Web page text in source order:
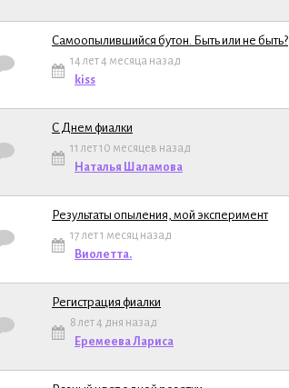
тема
Самоопылившийся бутон. Быть или не быть?
14 лет 4 месяца назад
kiss
тема
С Днем фиалки
11 лет 10 месяцев назад
Наталья Шаламова
тема
Результаты опыления, мой эксперимент
17 лет 1 месяц назад
Виолетта.
тема
Регистрация фиалки
8 лет 4 дня назад
Еремеева Лариса